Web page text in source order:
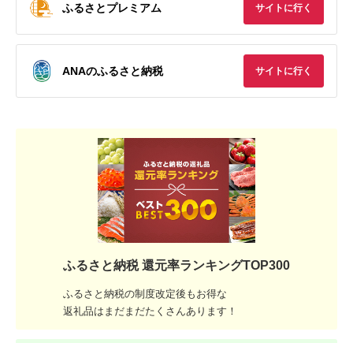
ふるさとプレミアム サイトに行く
ANAのふるさと納税 サイトに行く
ふるさと納税 還元率ランキングTOP300
ふるさと納税の制度改定後もお得な
返礼品はまだまだたくさんあります！